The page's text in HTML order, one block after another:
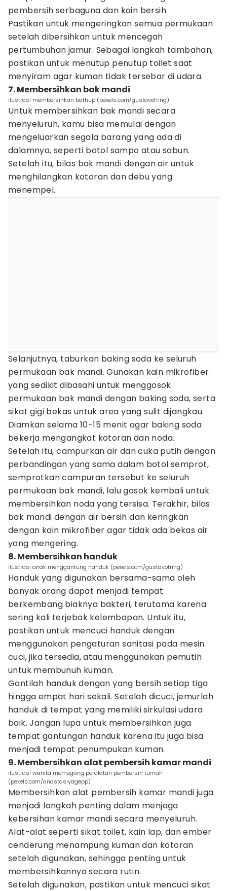
pembersih serbaguna dan kain bersih.
Pastikan untuk mengeringkan semua permukaan
setelah dibersihkan untuk mencegah
pertumbuhan jamur. Sebagai langkah tambahan,
pastikan untuk menutup penutup toilet saat
menyiram agar kuman tidak tersebar di udara.
7. Membersihkan bak mandi
ilustrasi membersihkan bathup (pexels.com/gustavofring)
Untuk membersihkan bak mandi secara
menyeluruh, kamu bisa memulai dengan
mengeluarkan segala barang yang ada di
dalamnya, seperti botol sampo atau sabun.
Setelah itu, bilas bak mandi dengan air untuk
menghilangkan kotoran dan debu yang
menempel.
Selanjutnya, taburkan baking soda ke seluruh
permukaan bak mandi. Gunakan kain mikrofiber
yang sedikit dibasahi untuk menggosok
permukaan bak mandi dengan baking soda, serta
sikat gigi bekas untuk area yang sulit dijangkau.
Diamkan selama 10-15 menit agar baking soda
bekerja mengangkat kotoran dan noda.
Setelah itu, campurkan air dan cuka putih dengan
perbandingan yang sama dalam botol semprot,
semprotkan campuran tersebut ke seluruh
permukaan bak mandi, lalu gosok kembali untuk
membersihkan noda yang tersisa. Terakhir, bilas
bak mandi dengan air bersih dan keringkan
dengan kain mikrofiber agar tidak ada bekas air
yang mengering.
8. Membersihkan handuk
ilustrasi anak menggantung handuk (pexels.com/gustavofring)
Handuk yang digunakan bersama-sama oleh
banyak orang dapat menjadi tempat
berkembang biaknya bakteri, terutama karena
sering kali terjebak kelembapan. Untuk itu,
pastikan untuk mencuci handuk dengan
menggunakan pengaturan sanitasi pada mesin
cuci, jika tersedia, atau menggunakan pemutih
untuk membunuh kuman.
Gantilah handuk dengan yang bersih setiap tiga
hingga empat hari sekali. Setelah dicuci, jemurlah
handuk di tempat yang memiliki sirkulasi udara
baik. Jangan lupa untuk membersihkan juga
tempat gantungan handuk karena itu juga bisa
menjadi tempat penumpukan kuman.
9. Membersihkan alat pembersih kamar mandi
ilustrasi wanita memegang peralatan pembersih tumah
(pexels.com/anastasiyagepp)
Membersihkan alat pembersih kamar mandi juga
menjadi langkah penting dalam menjaga
kebersihan kamar mandi secara menyeluruh.
Alat-alat seperti sikat toilet, kain lap, dan ember
cenderung menampung kuman dan kotoran
setelah digunakan, sehingga penting untuk
membersihkannya secara rutin.
Setelah digunakan, pastikan untuk mencuci sikat